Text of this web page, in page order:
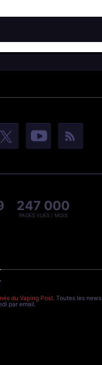
247 000
PAGES VUES / MOIS
du Vaping Post. Toutes les news
par email.